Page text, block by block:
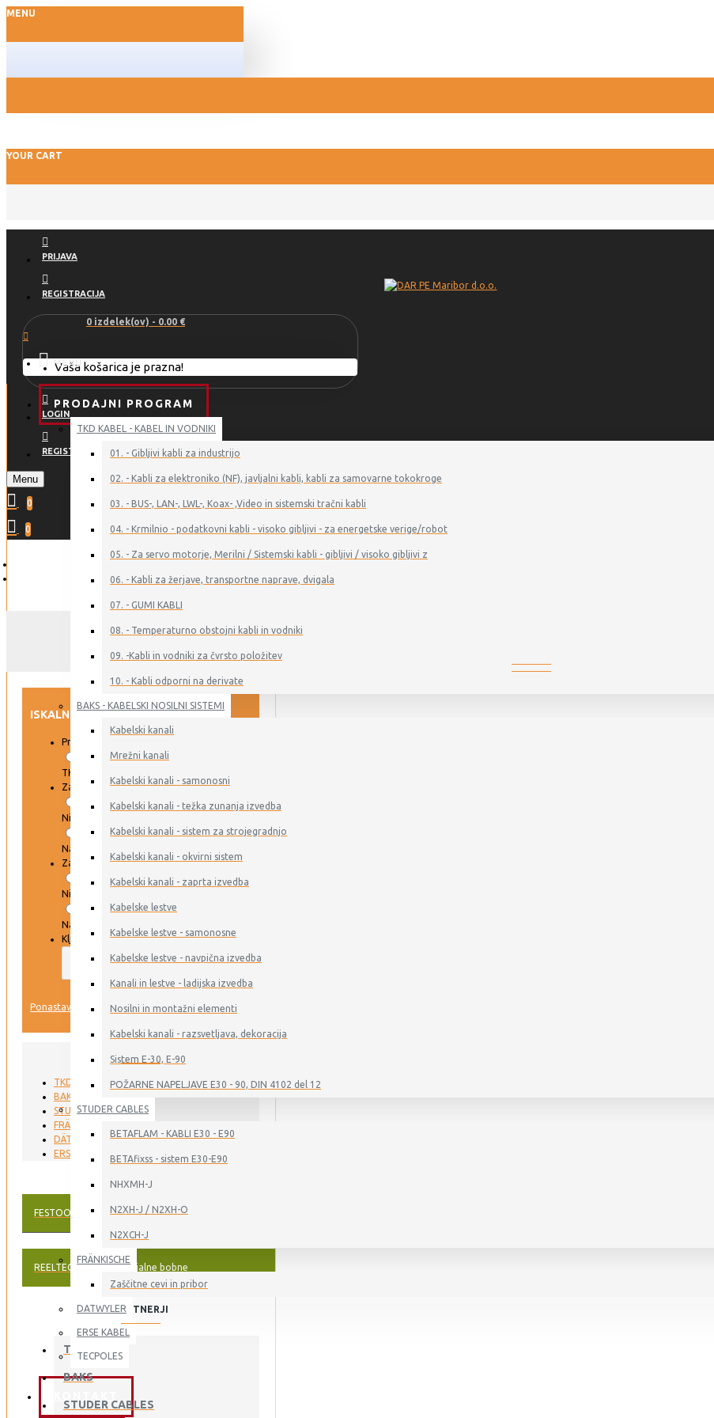
MENU
YOUR CART
PRIJAVA
REGISTRACIJA
0 izdelek(ov) - 0.00 €
Vaša košarica je prazna!
MENU
PRODAJNI PROGRAM
TKD KABEL - KABEL IN VODNIKI
01. - Gibljivi kabli za industrijo
02. - Kabli za elektroniko (NF), javljalni kabli, kabli za samovarne tokokroge
03. - BUS-, LAN-, LWL-, Koax- ,Video in sistemski tračni kabli
04. - Krmilnio - podatkovni kabli - visoko gibljivi - za energetske verige/robot
05. - Za servo motorje, Merilni / Sistemski kabli - gibljivi / visoko gibljivi z
06. - Kabli za žerjave, transportne naprave, dvigala
07. - GUMI KABLI
08. - Temperaturno obstojni kabli in vodniki
09. -Kabli in vodniki za čvrsto položitev
10. - Kabli odporni na derivate
BAKS - KABELSKI NOSILNI SISTEMI
Kabelski kanali
Mrežni kanali
Kabelski kanali - samonosni
Kabelski kanali - težka zunanja izvedba
Kabelski kanali - sistem za strojegradnjo
Kabelski kanali - okvirni sistem
Kabelski kanali - zaprta izvedba
Kabelske lestve
Kabelske lestve - samonosne
Kabelske lestve - navpična izvedba
Kanali in lestve - ladijska izvedba
Nosilni in montažni elementi
Kabelski kanali - razsvetljava, dekoracija
Sistem E-30, E-90
POŽARNE NAPELJAVE E30 - 90, DIN 4102 del 12
STUDER CABLES
BETAFLAM - KABLI E30 - E90
BETAfixss - sistem E30-E90
NHXMH-J
N2XH-J / N2XH-O
N2XCH-J
FRÄNKISCHE
Zaščitne cevi in pribor
DATWYLER
ERSE KABEL
TECPOLES
LOGIN
REGISTER
Menu
0
0
01.02.09 - 2-NORM TRAY+UV DB TC-ER MTW
ISKALNIK
Proizvajalec
TKD KABEL
Zaloga DAR
Ni na zalogi
Na zalogi
Zaloga ERSE
Ni na zalogi
Na zalogi
Ključna beseda
Ponastavi IŠČI
TKD KABEL
BAKS
STUDER CABLES
FRÄNKISCHE
DÄTWYLER
ERSE KABEL
FESTOONTEC® Okrogli kabli za kabelske vozičke
REELTEC®Kabli za navijalne bobne
PARTNERJI
TKD KABEL
BAKS
STUDER CABLES